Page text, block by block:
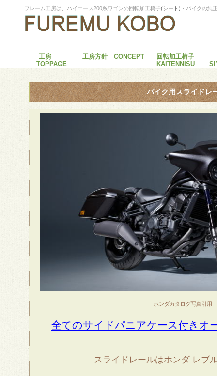
フレーム工房は、ハイエース200系ワゴンの回転加工椅子(シート) ・バイクの純
バイク用スライドレ
ホンダカタログ写真引用
全てのサイドパニアケース付きオ
スライドレールはホンダ レブ
工房
TOPPAGE
工房方針 CONCEPT
回転加工椅子
KAITENNISU